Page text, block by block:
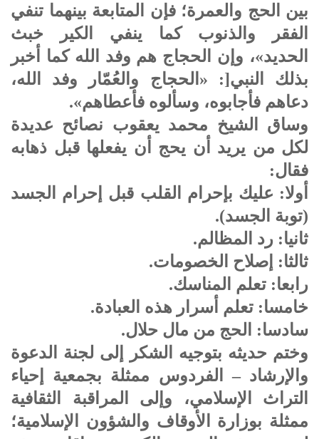
بين الحج والعمرة؛ فإن المتابعة بينهما تنفي
الفقر والذنوب كما ينفي الكير خبث
الحديد»، وإن الحجاج هم وفد الله كما أخبر
بذلك النبي[: «الحجاج والعُمّار وفد الله،
دعاهم فأجابوه، وسألوه فأعطاهم».
وساق الشيخ محمد يعقوب نصائح عديدة
لكل من يريد أن يحج أن يفعلها قبل ذهابه
فقال:
أولا: عليك بإحرام القلب قبل إحرام الجسد
(توبة الجسد).
ثانيا: رد المظالم.
ثالثا: إصلاح الخصومات.
رابعا: تعلم المناسك.
خامسا: تعلم أسرار هذه العبادة.
سادسا: الحج من مال حلال.
وختم حديثه بتوجيه الشكر إلى لجنة الدعوة
والإرشاد – الفردوس ممثلة بجمعية إحياء
التراث الإسلامي، وإلى المراقبة الثقافية
ممثلة بوزارة الأوقاف والشؤون الإسلامية؛